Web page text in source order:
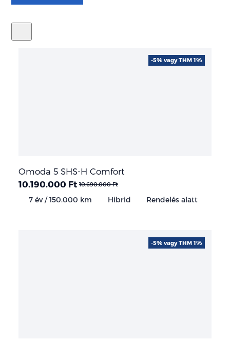
Omoda 5 SHS-H Comfort
10.190.000 Ft 10.690.000 Ft
7 év / 150.000 km Hibrid Rendelés alatt
-5% vagy THM 1%
-5% vagy THM 1%